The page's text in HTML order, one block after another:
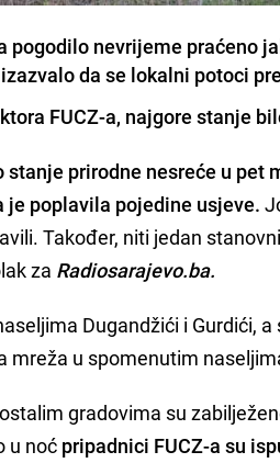
pogodilo nevrijeme praćeno
da se lokalni potoci
FUCZ-a, najgore stanje
prirodne nesreće u pet
je poplavila pojedine usjeve.
Također, niti jedan
za Radiosarajevo.ba.
Dugandžići i Gurdići,
mreža u spomenutim
gradovima su
u noć pripadnici FUCZ-a su